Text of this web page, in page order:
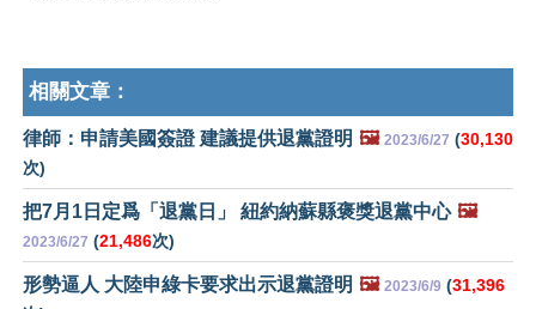
相關文章：
律師：申請美國簽證 建議提供退黨證明 🖼️ 2023/6/27 (30,130
次)
把7月1日定爲「退黨日」 紐約納蘇縣褒獎退黨中心 🖼️
2023/6/27 (21,486次)
形勢逼人 大陸申綠卡要求出示退黨證明 🖼️ 2023/6/9 (31,396